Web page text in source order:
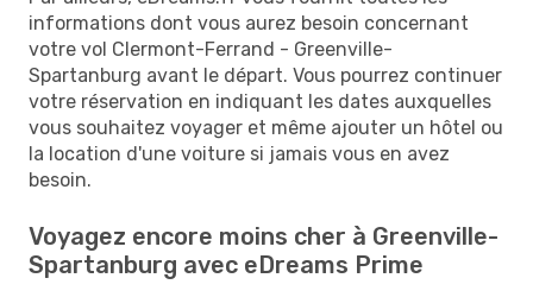
informations dont vous aurez besoin concernant
votre vol Clermont-Ferrand - Greenville-
Spartanburg avant le départ. Vous pourrez continuer
votre réservation en indiquant les dates auxquelles
vous souhaitez voyager et même ajouter un hôtel ou
la location d'une voiture si jamais vous en avez
besoin.
Voyagez encore moins cher à Greenville-
Spartanburg avec eDreams Prime